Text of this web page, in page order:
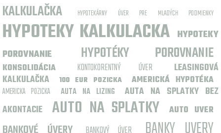
KALKULAČKA
HYPOTEKÁRNY ÚVER PRE MLADÝCH PODMIENKY
HYPOTEKY KALKULACKA HYPOTEKY
POROVNANIE
HYPOTÉKY POROVNANIE
KONSOLIDÁCIA KONTOKORENTNÝ ÚVER
LEASINGOVÁ
KALKULAČKA
100 EUR POZICKA
AMERICKÁ HYPOTÉKA
AMERICKA POZICKA
AUTA NA LIZING
AUTA NA SPLATKY BEZ
AKONTACIE
AUTO NA SPLATKY AUTO UVER